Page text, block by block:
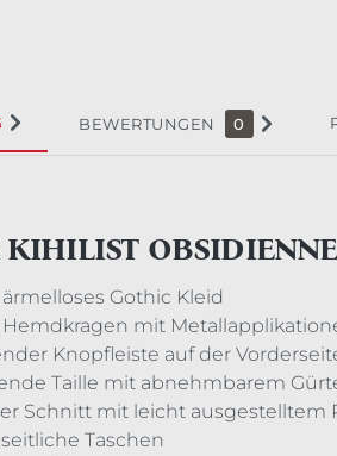
BEWERTUNGEN 0
KIHILIST
Gothic Kleid
Hemdkragen mit
Knopfleiste auf der
Taille mit abnehmbarem
Schnitt mit leicht ausgestelltem
Taschen